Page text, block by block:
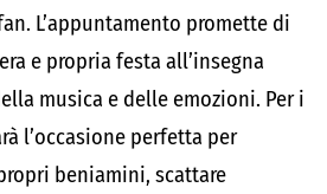
L’appuntamento promette di
e propria festa all’insegna
musica e delle emozioni. Per i
l’occasione perfetta per
beniamini, scattare